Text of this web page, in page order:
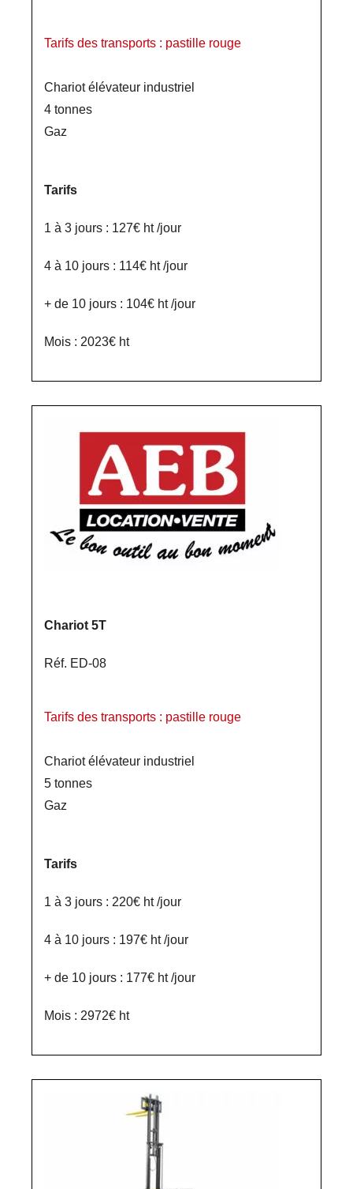
Tarifs des transports : pastille rouge
Chariot élévateur industriel
4 tonnes
Gaz
Tarifs
1 à 3 jours : 127€ ht /jour
4 à 10 jours : 114€ ht /jour
+ de 10 jours : 104€ ht /jour
Mois : 2023€ ht
Chariot 5T
Réf. ED-08
Tarifs des transports : pastille rouge
Chariot élévateur industriel
5 tonnes
Gaz
Tarifs
1 à 3 jours : 220€ ht /jour
4 à 10 jours : 197€ ht /jour
+ de 10 jours : 177€ ht /jour
Mois : 2972€ ht